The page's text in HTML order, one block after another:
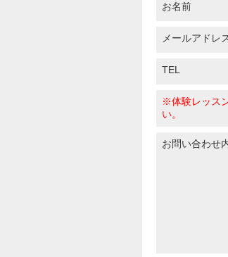
お名前
メールアドレ
TEL
※体験レッス
い。
お問い合わせ